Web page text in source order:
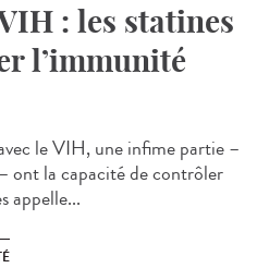
: les statines
l’immunité
le VIH, une infime partie –
ont la capacité de contrôler
appelle...